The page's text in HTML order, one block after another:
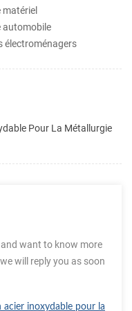
matériel
automobile
électroménagers
Pour La Métallurgie
want to know more
will reply you as soon
acier inoxydable pour la